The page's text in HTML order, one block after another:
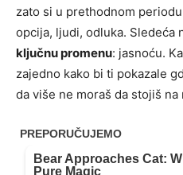
zato si u prethodnom
opcija, ljudi, odluka. Sledeća
ključnu promenu: jasnoću.
zajedno kako bi ti pokazale
da više ne moraš da stojiš na